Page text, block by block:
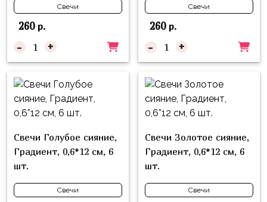
Свечи
260р.
- +
Свечи
260р.
- +
Свечи Голубое сияние,
Градиент, 0,6*12 см, 6
шт.
Свечи
Свечи Золотое сияние,
Градиент, 0,6*12 см, 6
шт.
Свечи
ЛОЛ
Для
Неё
Мишка
Транспорт
/
Техника